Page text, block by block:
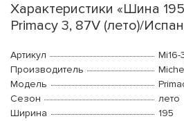
Характеристики «Шина
Primacy 3, 87V (лето)/
Артикул
Mi16-
Производитель
Модель
Сезон
лето
Ширина
195